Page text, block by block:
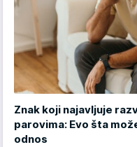
Znak koji najavljuje
parovima: Evo šta
odnos